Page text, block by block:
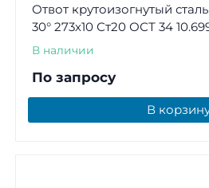
Отвот крутоизогнутый
30° 273х10 Ст20 ОСТ 34
В наличии
По запросу
В